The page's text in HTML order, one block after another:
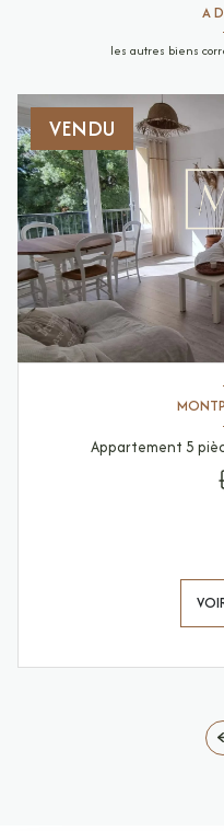
A
les autres biens
VENDU